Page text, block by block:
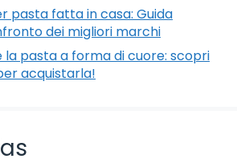
pasta fatta in casa: Guida
dei migliori marchi
pasta a forma di cuore: scopri
acquistarla!